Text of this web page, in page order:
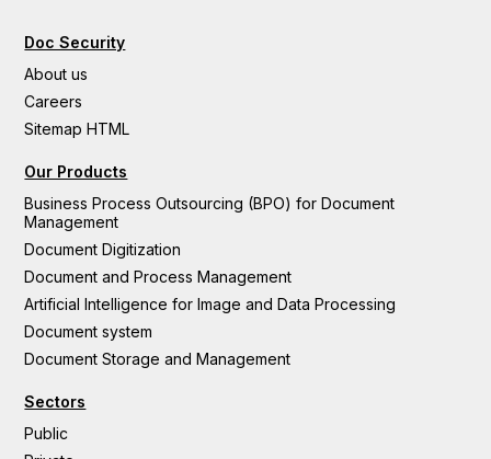
Doc Security
About us
Careers
Sitemap HTML
Our Products
Business Process Outsourcing (BPO) for Document
Management
Document Digitization
Document and Process Management
Artificial Intelligence for Image and Data Processing
Document system
Document Storage and Management
Sectors
Public